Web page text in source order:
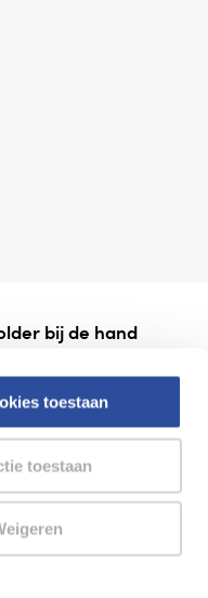
toestaan
toestaan
bij de hand